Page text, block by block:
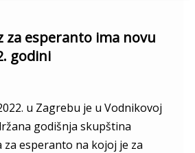
za esperanto ima novu
godini
u Zagrebu je u Vodnikovoj
godišnja skupština
za esperanto na kojoj je za